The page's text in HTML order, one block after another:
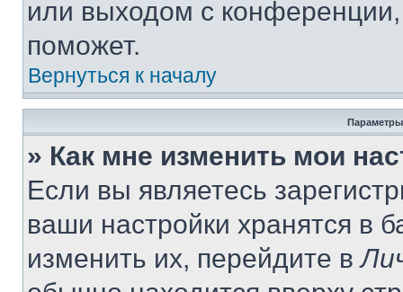
или выходом с
поможет.
Вернуться к началу
Параметры
» Как мне изменить мои
Если вы являетесь
ваши настройки хранятся в
изменить их, перейдите в